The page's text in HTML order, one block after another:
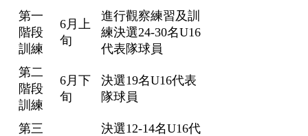
第一
階段
訓練
6月上
旬
進行觀察練習及訓
練決選24-30名U16
代表隊球員
第二
階段
訓練
6月下
旬
決選19名U16代表
隊球員
第三
決選12-14名U16代